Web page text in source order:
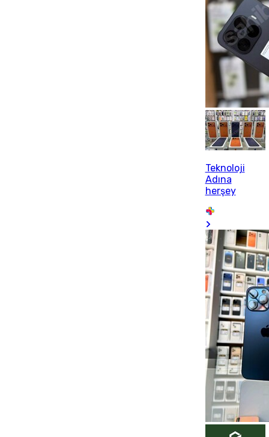
Teknoloji
Adına
herşey